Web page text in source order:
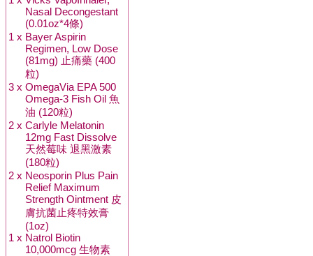
Nasal Decongestant
(0.01oz*4條)
1 x Bayer Aspirin
Regimen, Low Dose
(81mg) 止痛藥 (400
粒)
3 x OmegaVia EPA 500
Omega-3 Fish Oil 魚
油 (120粒)
2 x Carlyle Melatonin
12mg Fast Dissolve
天然莓味 退黑激素
(180粒)
2 x Neosporin Plus Pain
Relief Maximum
Strength Ointment 皮
膚抗菌止疼特效膏
(1oz)
1 x Natrol Biotin
10,000mcg 生物素